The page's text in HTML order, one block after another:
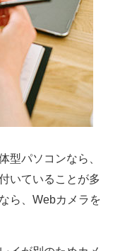
型パソコンなら、
いていることが多
ら、Webカメラを